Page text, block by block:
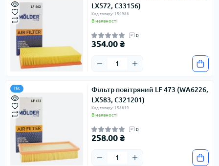
LX572, C33156)
Код товару: 154988
В наявності
0
354.00 ₴
Hit
Фільтр повітряний LF 473 (WA6226,
LX583, C321201)
Код товару: 158819
В наявності
0
258.00 ₴